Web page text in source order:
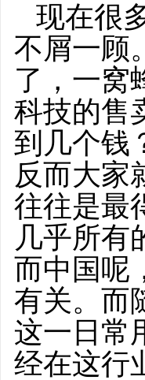
现在很
不屑一顾
了，一窝
科技的售
到几个钱
反而大家
往往是最
几乎所有
而中国呢
有关。而
这一日常
经在这行